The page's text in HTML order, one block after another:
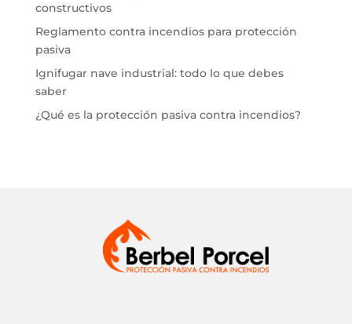
constructivos
Reglamento contra incendios para protección
pasiva
Ignifugar nave industrial: todo lo que debes
saber
¿Qué es la protección pasiva contra incendios?